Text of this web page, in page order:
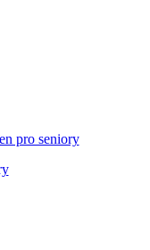
pro seniory